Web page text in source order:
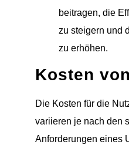
beitragen, die
zu steigern und
zu erhöhen.
Kosten
Die Kosten für die
variieren je nach den
Anforderungen eines